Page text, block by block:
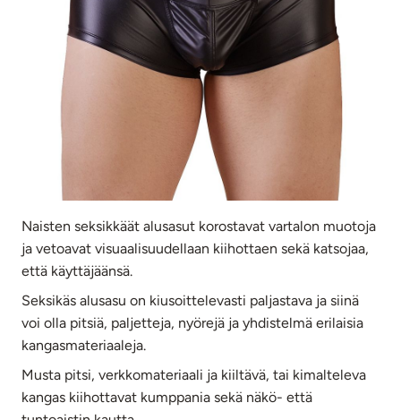
Naisten seksikkäät alusasut korostavat vartalon muotoja
ja vetoavat visuaalisuudellaan kiihottaen sekä katsojaa,
että käyttäjäänsä.
Seksikäs alusasu on kiusoittelevasti paljastava ja siinä
voi olla pitsiä, paljetteja, nyörejä ja yhdistelmä erilaisia
kangasmateriaaleja.
Musta pitsi, verkkomateriaali ja kiiltävä, tai kimalteleva
kangas kiihottavat kumppania sekä näkö- että